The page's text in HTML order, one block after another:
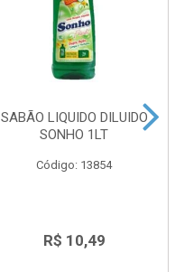
SABÃO LIQUIDO DILUIDO
SONHO 1LT
Código: 13854
R$ 10,49